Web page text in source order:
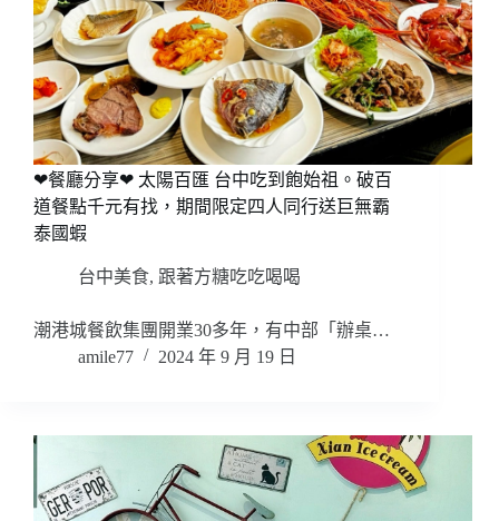
❤餐廳分享❤ 太陽百匯 台中吃到飽始祖。破百
道餐點千元有找，期間限定四人同行送巨無霸
泰國蝦
台中美食, 跟著方糖吃吃喝喝
潮港城餐飲集團開業30多年，有中部「辦桌…
amile77
2024 年 9 月 19 日